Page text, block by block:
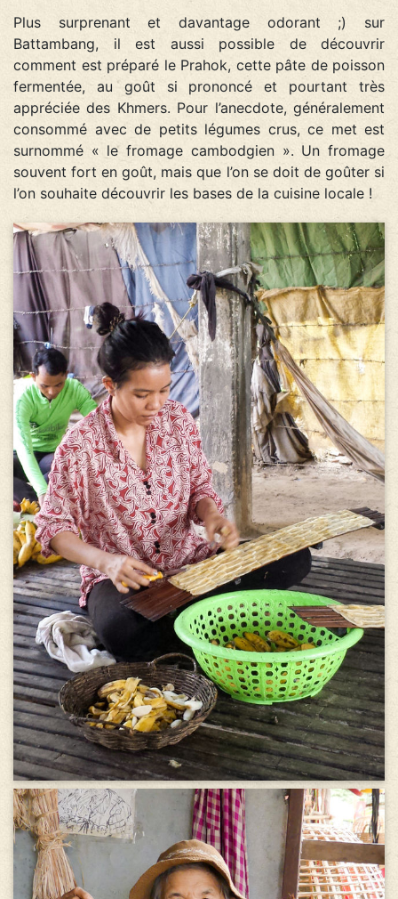
Plus surprenant et davantage odorant ;) sur
Battambang, il est aussi possible de découvrir
comment est préparé le Prahok, cette pâte de poisson
fermentée, au goût si prononcé et pourtant très
appréciée des Khmers. Pour l’anecdote, généralement
consommé avec de petits légumes crus, ce met est
surnommé « le fromage cambodgien ». Un fromage
souvent fort en goût, mais que l’on se doit de goûter si
l’on souhaite découvrir les bases de la cuisine locale !